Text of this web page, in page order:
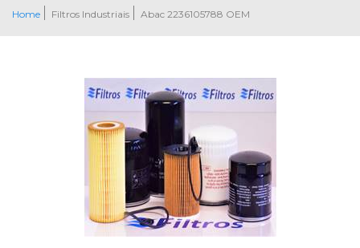
Home Filtros Industriais Abac 2236105788 OEM